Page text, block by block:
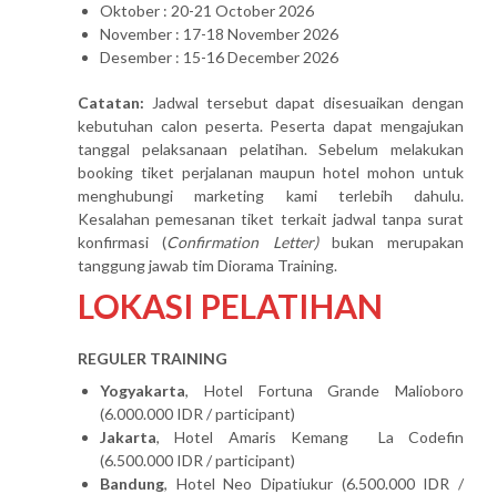
Oktober : 20-21 October 2026
November : 17-18 November 2026
Desember : 15-16 December 2026
Catatan: Jadwal tersebut dapat disesuaikan dengan
kebutuhan calon peserta. Peserta dapat mengajukan
tanggal pelaksanaan pelatihan. Sebelum melakukan
booking tiket perjalanan maupun hotel mohon untuk
menghubungi marketing kami terlebih dahulu.
Kesalahan pemesanan tiket terkait jadwal tanpa surat
konfirmasi (Confirmation Letter)bukan merupakan
tanggung jawab tim Diorama Training.
LOKASI PELATIHAN
REGULER TRAINING
Yogyakarta, Hotel Fortuna Grande Malioboro
(6.000.000 IDR / participant)
Jakarta, Hotel Amaris Kemang La Codefin
(6.500.000 IDR / participant)
Bandung, Hotel Neo Dipatiukur (6.500.000 IDR /